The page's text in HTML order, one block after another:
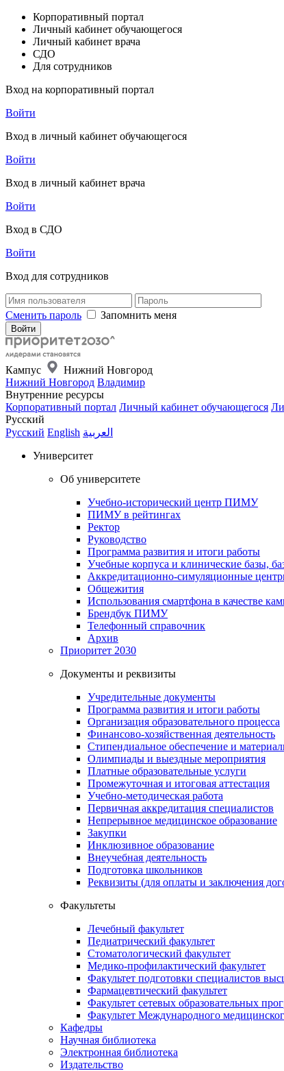
Корпоративный портал
Личный кабинет обучающегося
Личный кабинет врача
СДО
Для сотрудников
Вход на корпоративный портал
Войти
Вход в личный кабинет обучающегося
Войти
Вход в личный кабинет врача
Войти
Вход в СДО
Войти
Вход для сотрудников
Сменить пароль Запомнить меня
Кампус
Нижний Новгород
Нижний Новгород Владимир
Внутренние ресурсы
Корпоративный портал Личный кабинет обучающегося
Русский
Русский English العربية
Университет
Об университете
Учебно-исторический центр ПИМУ
ПИМУ в рейтингах
Ректор
Руководство
Программа развития и итоги работы
Учебные корпуса и клинические базы,
Аккредитационно-симуляционные
Общежития
Использования смартфона в качестве
Брендбук ПИМУ
Телефонный справочник
Архив
Приоритет 2030
Документы и реквизиты
Учредительные документы
Программа развития и итоги работы
Организация образовательного процесса
Финансово-хозяйственная деятельность
Стипендиальное обеспечение и
Олимпиады и выездные мероприятия
Платные образовательные услуги
Промежуточная и итоговая аттестация
Учебно-методическая работа
Первичная аккредитация специалистов
Непрерывное медицинское образование
Закупки
Инклюзивное образование
Внеучебная деятельность
Подготовка школьников
Реквизиты (для оплаты и заключения
Факультеты
Лечебный факультет
Педиатрический факультет
Стоматологический факультет
Медико-профилактический факультет
Факультет подготовки специалистов
Фармацевтический факультет
Факультет сетевых образовательных
Факультет Международного
Кафедры
Научная библиотека
Электронная библиотека
Издательство